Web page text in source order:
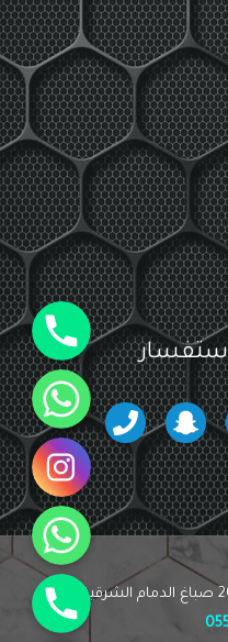
جوال
واتساب
انستقرام
واتساب
جوال